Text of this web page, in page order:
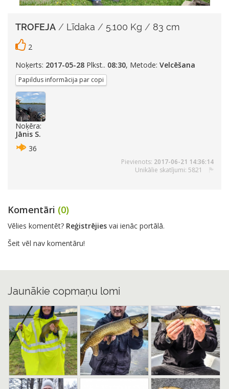
TROFEJA / Līdaka / 5.100 Kg / 83 cm
2
Noķerts: 2017-05-28 Plkst.. 08:30, Metode: Velcēšana
Papildus informācija par copi
Noķēra:
Jānis S.
36
Pievienots: 2017-06-21 14:36:14
Unikālie skatījumi: 5821
Komentāri (0)
Vēlies komentēt? Reģistrējies vai ienāc portālā.
Šeit vēl nav komentāru!
Jaunākie copmaņu lomi